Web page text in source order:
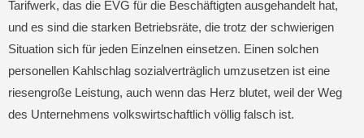
Tarifwerk, das die EVG für die Beschäftigten ausgehandelt hat,
und es sind die starken Betriebsräte, die trotz der schwierigen
Situation sich für jeden Einzelnen einsetzen. Einen solchen
personellen Kahlschlag sozialverträglich umzusetzen ist eine
riesengroße Leistung, auch wenn das Herz blutet, weil der Weg
des Unternehmens volkswirtschaftlich völlig falsch ist.